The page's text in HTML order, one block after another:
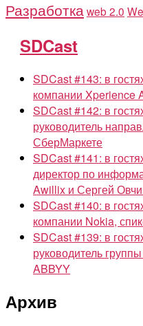
Разработкаweb 2.0
SDCast
SDCast #143: в
компании Xperience
SDCast #142: в
руководитель
СберМаркете
SDCast #141: в
директор по
Awillix и Сергей
SDCast #140: в
компании Nokia,
SDCast #139: в
руководитель
ABBYY
Архив